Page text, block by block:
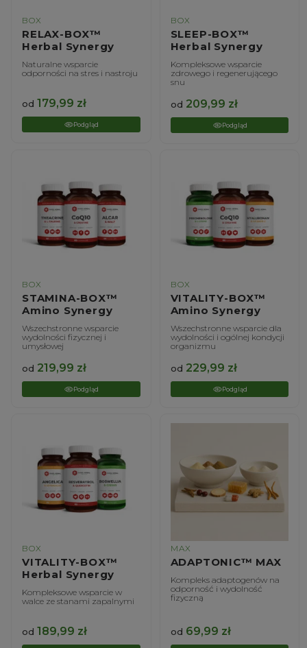
BOX
RELAX-BOX™
Herbal Synergy
Naturalne wsparcie
odporności na stres i nastroju
od 179,99 zł
Podgląd
BOX
SLEEP-BOX™
Herbal Synergy
Kompleksowe wsparcie
zdrowego i regenerującego
snu
od 209,99 zł
Podgląd
BOX
STAMINA-BOX™
Amino Synergy
Wszechstronne wsparcie
wydolności fizycznej i
umysłowej
od 219,99 zł
Podgląd
BOX
VITALITY-BOX™
Amino Synergy
Wszechstronne wsparcie dla
wydolności i ogólnej kondycji
organizmu
od 229,99 zł
Podgląd
BOX
VITALITY-BOX™
Herbal Synergy
Kompleksowe wsparcie w
walce ze stanami zapalnymi
od 189,99 zł
MAX
ADAPTONIC™ MAX
Kompleks adaptogenów na
odporność i wydolność
fizyczną
od 69,99 zł